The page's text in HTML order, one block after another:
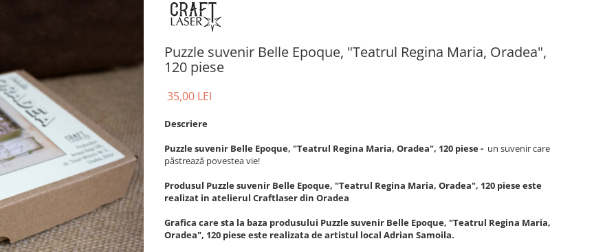
Puzzle suvenir Belle Epoque, "Teatrul Regina Maria, Oradea",
120 piese
35,00 LEI
Descriere
Puzzle suvenir Belle Epoque, "Teatrul Regina Maria, Oradea", 120 piese - un suvenir care
păstrează povestea vie!
Produsul Puzzle suvenir Belle Epoque, "Teatrul Regina Maria, Oradea", 120 piese este
realizat in atelierul Craftlaser din Oradea
Grafica care sta la baza produsului Puzzle suvenir Belle Epoque, "Teatrul Regina Maria,
Oradea", 120 piese este realizata de artistul local Adrian Samoila.